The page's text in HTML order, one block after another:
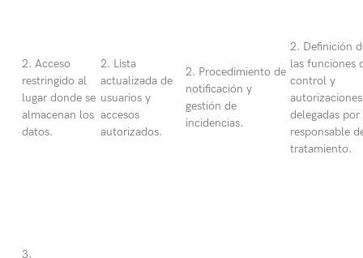
2. Acceso
restringido al
lugar donde se
almacenan los
datos.
2. Lista
actualizada de
usuarios y
accesos
autorizados.
2. Procedimiento de
notificación y
gestión de
incidencias.
2. Definición
las funciones
control y
autorizaciones
delegadas por
responsable
tratamiento.
3.